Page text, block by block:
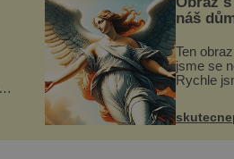
náš
Ten
jsme se
Rychle
domek
jsme si